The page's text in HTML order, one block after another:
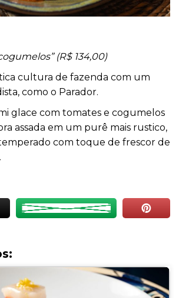
(R$ 134,00)
cultura de fazenda com um
como o Parador.
glace com tomates e cogumelos
assada em um purê mais rustico,
com toque de frescor de